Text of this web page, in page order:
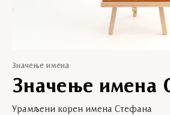
Значење имена
Значење имена
Урамљени корен имена Стефана